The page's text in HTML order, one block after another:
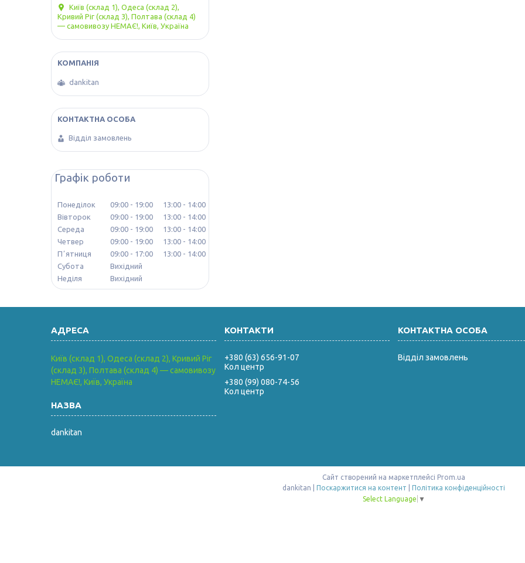
Київ (склад 1), Одеса (склад 2),
Кривий Ріг (склад 3), Полтава (склад 4)
— самовивозу НЕМАЄ!, Київ, Україна
dankitan
Відділ замовлень
Графік роботи
Понеділок 09:00 19:00 13:00
14:00
Вівторок
09:00 19:00 13:00
14:00
Середа
09:00 19:00 13:00
14:00
Четвер
09:00 19:00 13:00
14:00
Пʼятниця
09:00 17:00 13:00
14:00
Субота
Вихідний
Неділя
Вихідний
Київ (склад 1), Одеса (склад 2), Кривий Ріг
(склад 3), Полтава (склад 4) — самовивозу
НЕМАЄ!, Київ, Україна
dankitan
+380 (63) 656-91-07
Кол центр
+380 (99) 080-74-56
Кол центр
Відділ замовлень
Сайт створений на маркетплейсі Prom.ua
Поскаржитися на контент
Політика конфіденційності
Select Language ▼